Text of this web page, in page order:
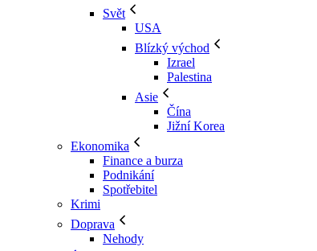
Svět
USA
Blízký východ
Izrael
Palestina
Asie
Čína
Jižní Korea
Ekonomika
Finance a burza
Podnikání
Spotřebitel
Krimi
Doprava
Nehody